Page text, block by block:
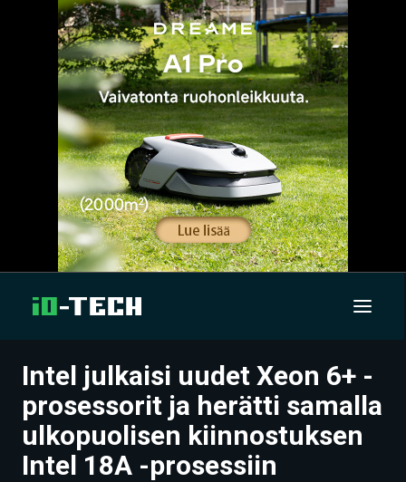
UUTISET
ARTIKKELIT
VIDEOT
Intel julkaisi uudet Xeon 6+ -
prosessorit ja herätti samalla
ulkopuolisen kiinnostuksen
Intel 18A -prosessiin